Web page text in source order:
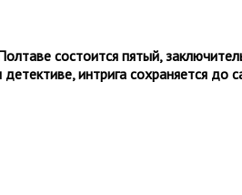
состоится пятый,
интрига сохраняется до